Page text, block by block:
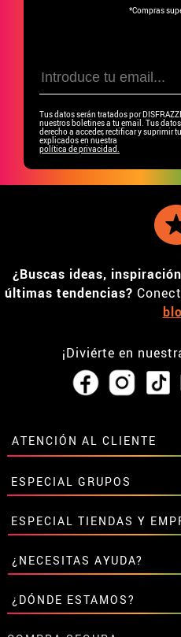
*Compras
Tus datos serán tratados por
nuestros boletines a tu email. Tus
derecho a acceder, rectificar y suprimir
explicados en nuestra
política de privacidad.
¿Buscas ideas,
últimas tendencias?
¡Diviérte en
ATENCIÓN AL CLIENTE
• Horario tienda IBI
•Descuento estudiantes
• Sobre nosotros
• Condiciones de venta
• Aviso legal yPrivacidad
• Atencion al cliente
• Uso de Cookies
•Configuración de cookies
ESPECIAL GRUPOS
Descuentos especiales para
Contáctanos aquí
ESPECIAL TIENDAS Y
Descuentos exclusivos para
Contáctanos aquí
¿NECESITAS AYUDA?
Aún no he hecho mi pedido
Ya he realizado mi pedido
¿DÓNDE ESTAMOS?